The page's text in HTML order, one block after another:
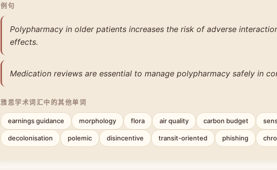
例句
Polypharmacy in older patients increases the risk of adverse
effects.
Medication reviews are essential to manage polypharmacy safely in
雅思学术词汇中的其他单词
earnings guidance morphology flora air quality carbon budget
decolonisation polemic disincentive transit-oriented phishing